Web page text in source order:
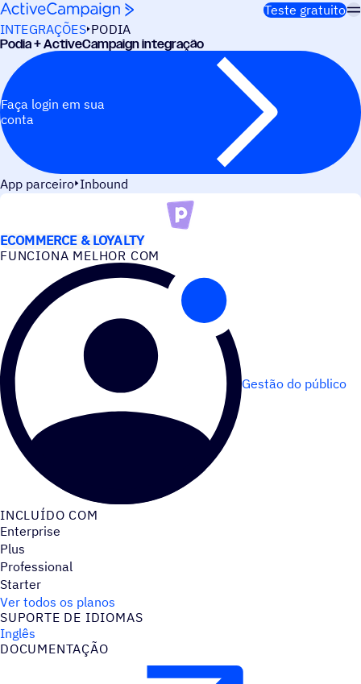
Pular para o conteúdo
Teste gratuito
INTEGRAÇÕES PODIA
Podia + ActiveCampaign integração
Faça login em sua
conta
App parceiro Inbound
ECOMMERCE & LOYALTY
FUNCIONA MELHOR COM
Gestão do público
INCLUÍDO COM
Enterprise
Plus
Professional
Starter
Ver todos os planos
SUPORTE DE IDIOMAS
Inglês
DOCUMENTAÇÃO